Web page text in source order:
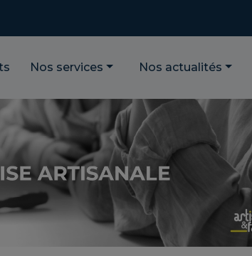
Nos services Nos actualités